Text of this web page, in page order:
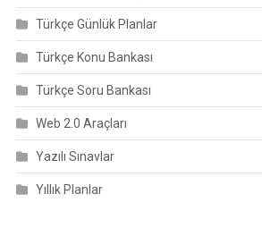
Türkçe Günlük Planlar
Türkçe Konu Bankası
Türkçe Soru Bankası
Web 2.0 Araçları
Yazılı Sınavlar
Yıllık Planlar